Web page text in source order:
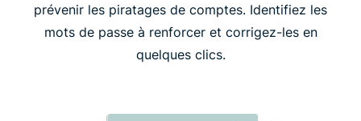
prévenir les piratages de comptes. Identifiez les
mots de passe à renforcer et corrigez-les en
quelques clics.